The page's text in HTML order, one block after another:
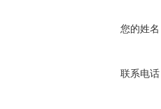
您的姓名
联系电话